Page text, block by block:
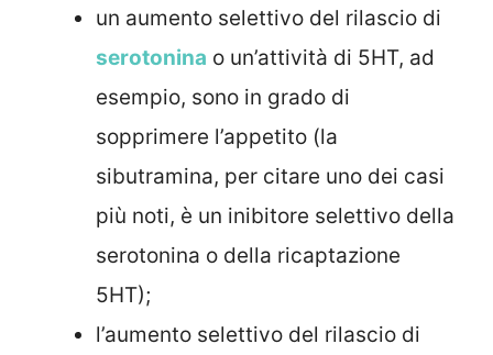
un aumento selettivo del rilascio di
serotonina o un’attività di 5HT, ad
esempio, sono in grado di
sopprimere l’appetito (la
sibutramina, per citare uno dei casi
più noti, è un inibitore selettivo della
serotonina o della ricaptazione
5HT);
l’aumento selettivo del rilascio di